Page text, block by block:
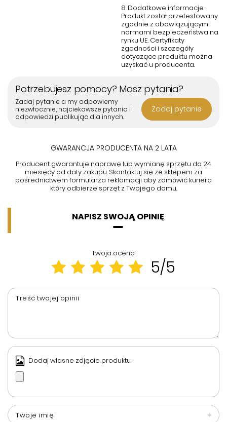
8. Dodatkowe informacje:
Produkt został przetestowany
zgodnie z obowiązującymi
normami bezpieczeństwa na
rynku UE. Certyfikaty
zgodności i szczegóły
dotyczące produktu można
uzyskać u producenta.
Potrzebujesz pomocy? Masz pytania?
Zadaj pytanie a my odpowiemy
niezwłocznie, najciekawsze pytania i
odpowiedzi publikując dla innych.
Zadaj pytanie
GWARANCJA PRODUCENTA NA 2 LATA
Producent gwarantuje naprawę lub wymianę sprzętu do 24
miesięcy od daty zakupu. Skontaktuj się ze sklepem za
pośrednictwem formularza reklamacji aby zamówić kuriera
który odbierze sprzęt z Twojego domu.
NAPISZ SWOJĄ OPINIĘ
Twoja ocena:
5/5
Treść twojej opinii
Dodaj własne zdjęcie produktu:
Twoje imię